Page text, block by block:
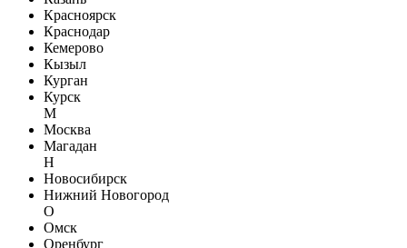
Красноярск
Краснодар
Кемерово
Кызыл
Курган
Курск
М
Москва
Магадан
Н
Новосибирск
Нижний Новогород
О
Омск
Оренбург